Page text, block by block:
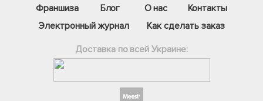
Франшиза Блог О нас
Контакты
Электронный журнал
Как сделать заказ
Доставка по всей Украине: